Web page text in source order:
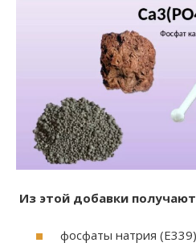
Из этой добавки
фосфаты натрия